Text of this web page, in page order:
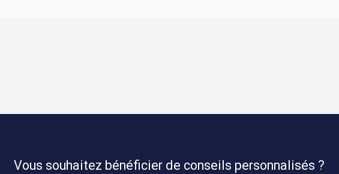
Vous souhaitez bénéficier de conseils personnalisés ?